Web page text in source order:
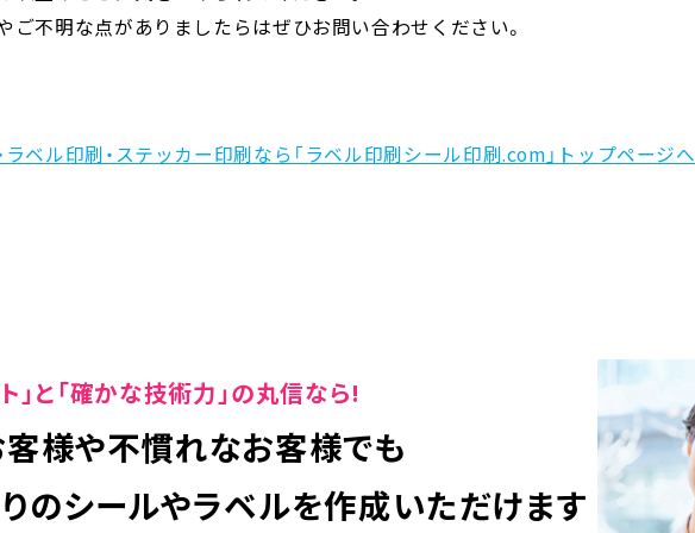
ご不明な点がありましたらはぜひお問い合わせください。
ラベル印刷・ステッカー印刷なら「ラベル印刷シール印刷.com」トップページへ
」と「確かな技術力」の丸信なら!
様や不慣れなお客様でも
のシールやラベルを作成いただけます